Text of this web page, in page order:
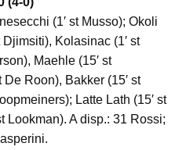
(1′ st Musso); Okoli
Djimsiti), Kolasinac (1′ st
Maehle (15′ st
Roon), Bakker (15′ st
Latte Lath (15′ st
Lookman). A disp.: 31 Rossi;